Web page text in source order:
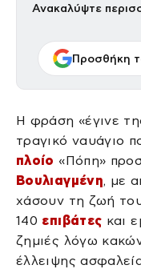
Ανακαλύψτε
Προσθήκη
Η φράση «έγινε
τραγικό ναυάγιο
πλοίο «Πόπη»
Βουλιαγμένη, με
χάσουν τη ζωή
140 επιβάτες και
ζημιές λόγω
έλλειψης